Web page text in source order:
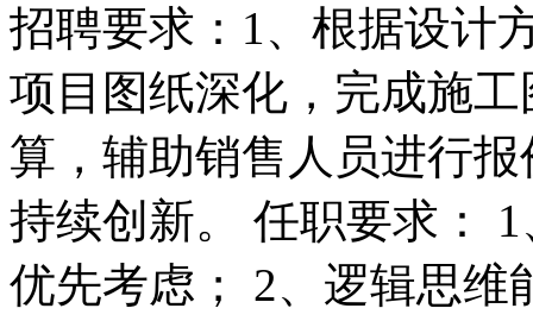
招聘要求：1、根据设计
项目图纸深化，完成施
算，辅助销售人员进行
持续创新。 任职要求：
优先考虑； 2、逻辑思维